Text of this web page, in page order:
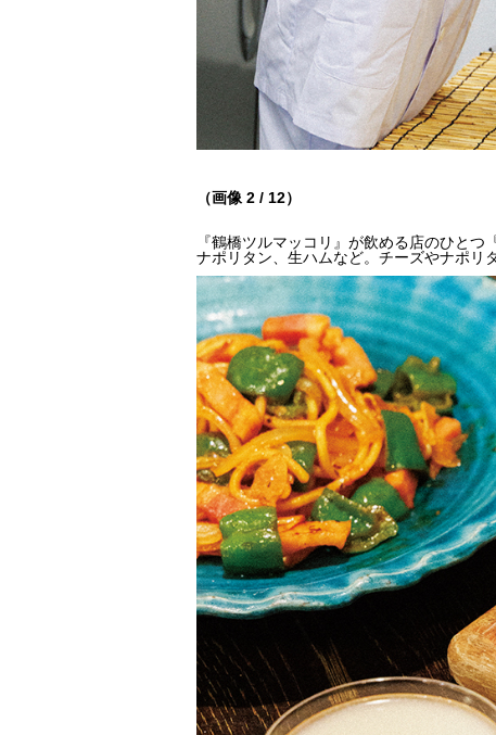
（画像 2 / 12）
『鶴橋ツルマッコリ』が飲める店のひと
ナポリタン、生ハムなど。チーズやナポリ